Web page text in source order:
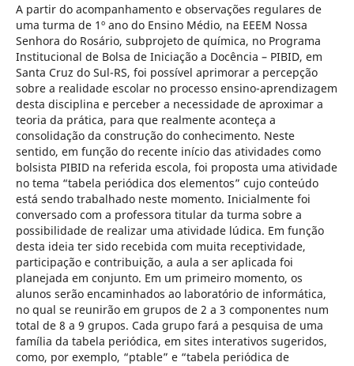
A partir do acompanhamento e observações regulares de
uma turma de 1º ano do Ensino Médio, na EEEM Nossa
Senhora do Rosário, subprojeto de química, no Programa
Institucional de Bolsa de Iniciação a Docência – PIBID, em
Santa Cruz do Sul-RS, foi possível aprimorar a percepção
sobre a realidade escolar no processo ensino-aprendizagem
desta disciplina e perceber a necessidade de aproximar a
teoria da prática, para que realmente aconteça a
consolidação da construção do conhecimento. Neste
sentido, em função do recente início das atividades como
bolsista PIBID na referida escola, foi proposta uma atividade
no tema “tabela periódica dos elementos” cujo conteúdo
está sendo trabalhado neste momento. Inicialmente foi
conversado com a professora titular da turma sobre a
possibilidade de realizar uma atividade lúdica. Em função
desta ideia ter sido recebida com muita receptividade,
participação e contribuição, a aula a ser aplicada foi
planejada em conjunto. Em um primeiro momento, os
alunos serão encaminhados ao laboratório de informática,
no qual se reunirão em grupos de 2 a 3 componentes num
total de 8 a 9 grupos. Cada grupo fará a pesquisa de uma
família da tabela periódica, em sites interativos sugeridos,
como, por exemplo, “ptable” e “tabela periódica de